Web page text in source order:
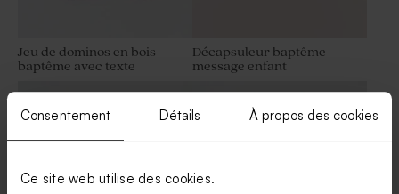
Consentement Détails À propos des cookies
Ce site web utilise des cookies.
Botao branco blanc
Jeu de dominos en bois
baptême avec texte
Décapsuleur baptême
message enfant